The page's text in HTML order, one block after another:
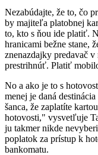
Nezabúdajte, že to, čo
by majiteľa platobnej
to, kto s ňou ide platiť.
hranicami bežne stane,
znenazdajky predavač
prestrihnúť. Platiť
No a ako je to s
menej je daná
šanca, že zaplatíte
hotovosti," vysvetľuje
ju takmer nikde
poplatok za prístup k
bankomatu.